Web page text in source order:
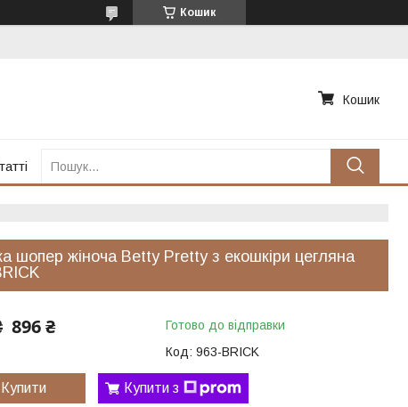
Кошик
Кошик
шопер жіноча Betty Pretty з екошкіри цегляна
896 ₴
Готово до відправки
Код: 963-BRICK
Купити Купити з